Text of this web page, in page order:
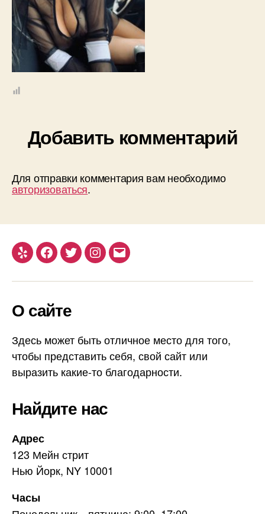
Добавить комментарий
Для отправки комментария вам необходимо
авторизоваться.
Yelp Facebook
TwitterInstagram
Email
О сайте
Здесь может быть отличное место для того,
чтобы представить себя, свой сайт или
выразить какие-то благодарности.
Найдите нас
Адрес
123 Мейн стрит
Нью Йорк, NY 10001
Часы